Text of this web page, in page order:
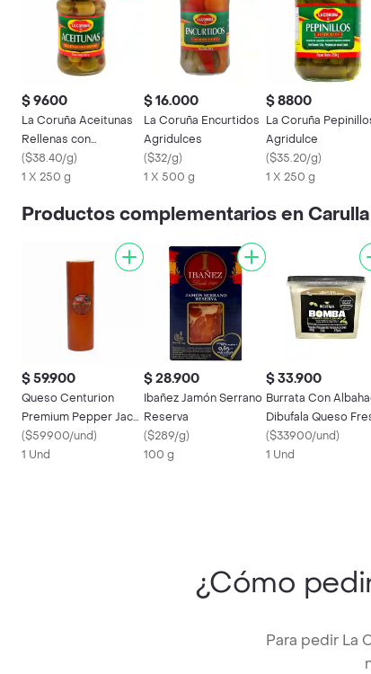
$ 9600
La Coruña Aceitunas
Rellenas con
Pimentón
($38.40/g)
1 X 250 g
$ 16.000
La Coruña Encurtidos
Agridulces
($32/g)
1 X 500 g
$ 8800
La Coruña
Agridulce
($35.20/g)
1 X 250 g
Productos complementarios en Carulla
$ 59.900
Queso Centurion
Premium Pepper Jack
Kg
($59900/und)
1 Und
$ 28.900
Ibañez Jamón Serrano
Reserva
($289/g)
100 g
$ 33.900
Burrata Con
Dibufala Queso
de Pasta Hilada (250
Gr)
($33900/und)
1 Und
¿Cómo
Para pedir La